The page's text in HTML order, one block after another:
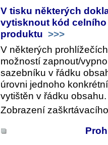
V tisku některých
vytisknout kód
produktu >>>
V některých
možností zapnout/
sazebníku v řádku
úrovni jednoho
vytištěn v řádku obsahu.
Zobrazení